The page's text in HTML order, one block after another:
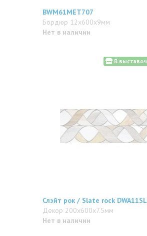
BWM61MET707
Бордюр 12x600x9мм
Нет в наличии
В
Слэйт рок / Slate rock
Декор 200x600x7.5мм
Нет в наличии